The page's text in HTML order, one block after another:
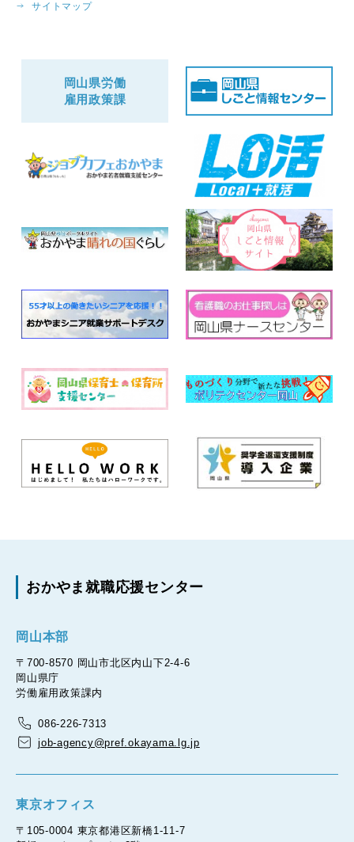
サイトマップ
岡山県労働
雇用政策課
おかやま就職応援センター
岡山本部
〒700-8570 岡山市北区内山下2-4-6
岡山県庁
労働雇用政策課内
086-226-7313
job-agency@pref.okayama.lg.jp
東京オフィス
〒105-0004 東京都港区新橋1-11-7